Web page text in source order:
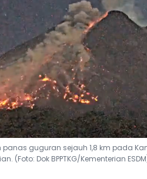
guguran sejauh 1,8 km pada
(Foto: Dok BPPTKG/Kementerian